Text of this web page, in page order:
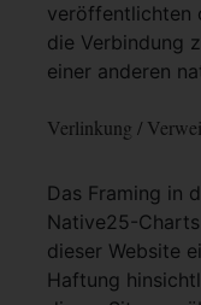
veröffentlichten
die Verbindung
einer anderen
Verlinkung /
Das Framing in
Native25-
dieser Website
Haftung